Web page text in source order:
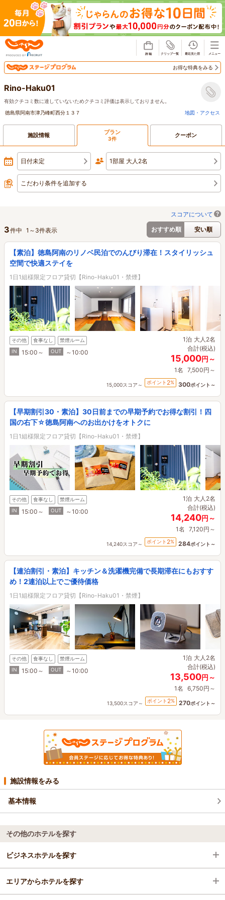
お得な特典をみる
Rino-Haku01
有効クチコミ数に達していないためクチコミ評価は表示しておりません。
徳島県阿南市津乃峰町西分１３７
地図・アクセス
施設情報 プラン
3件 クーポン
日付未定 1部屋 大人2名
こだわり条件を追加する
スコアについて
おすすめ順
安い順
3件中 1 ～ 3件表示
【素泊】徳島阿南のリノベ民泊でのんびり滞在！スタイリッシュ
空間で快適ステイを
1日1組様限定フロア貸切【Rino-Haku01・禁煙】
その他 食事なし
禁煙ルーム
IN
15:00～ OUT ～10:00
1泊 大人2名
合計(税込)
15,000円～
1名 7,500円～
15,000スコア～ ポイント 2% 300ポイント～
【早期割引30・素泊】30日前までの早期予約でお得な割引！四
国の右下☆徳島阿南へのお出かけをオトクに
1日1組様限定フロア貸切【Rino-Haku01・禁煙】
その他 食事なし
禁煙ルーム
IN
15:00～ OUT ～10:00
1泊 大人2名
合計(税込)
14,240円～
1名 7,120円～
14,240スコア～ ポイント 2% 284ポイント～
【連泊割引・素泊】キッチン＆洗濯機完備で長期滞在にもおすす
め！2連泊以上でご優待価格
1日1組様限定フロア貸切【Rino-Haku01・禁煙】
その他 食事なし
禁煙ルーム
IN
15:00～ OUT ～10:00
1泊 大人2名
合計(税込)
13,500円～
1名 6,750円～
13,500スコア～ ポイント 2% 270ポイント～
施設情報をみる
基本情報
その他のホテルを探す
ビジネスホテルを探す
徳島県
エリアからホテルを探す